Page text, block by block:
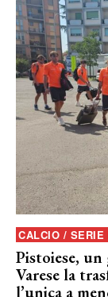
CALCIO / SERIE
Pistoiese,
Varese la
l’unica a